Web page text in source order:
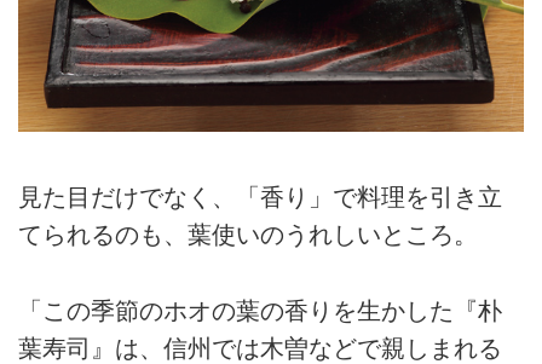
見た目だけでなく、「香り」で料理を引き立
てられるのも、葉使いのうれしいところ。
「この季節のホオの葉の香りを生かした『朴
葉寿司』は、信州では木曽などで親しまれる